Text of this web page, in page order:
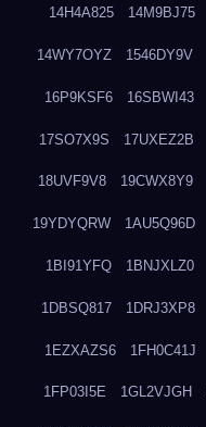
14H4A825 14M9BJ75
14WY7OYZ 1546DY9V
16P9KSF6 16SBWI43
17SO7X9S 17UXEZ2B
18UVF9V8 19CWX8Y9
19YDYQRW 1AU5Q96D
1BI91YFQ 1BNJXLZ0
1DBSQ817 1DRJ3XP8
1EZXAZS6 1FH0C41J
1FP03I5E 1GL2VJGH